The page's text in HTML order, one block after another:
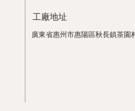
工廠地址
廣東省惠州市惠陽區秋長鎮茶園